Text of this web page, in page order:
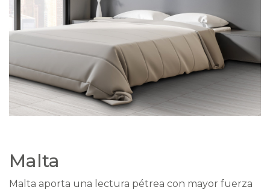
Malta
Malta aporta una lectura pétrea con mayor fuerza